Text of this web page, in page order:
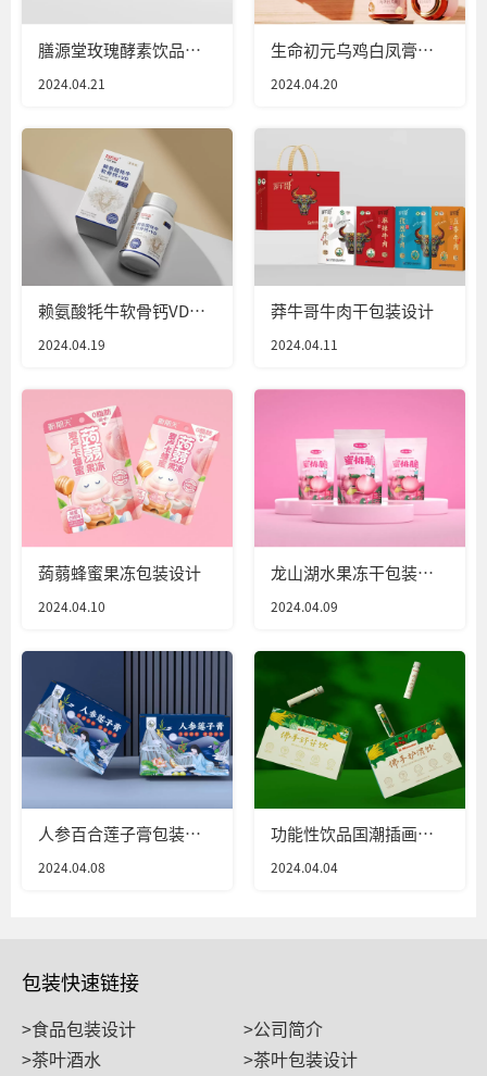
膳源堂玫瑰酵素饮品包
2024.04.21
生命初元乌鸡白凤膏包
2024.04.20
赖氨酸牦牛软骨钙VD包
2024.04.19
莽牛哥牛肉干包装设计
2024.04.11
蒟蒻蜂蜜果冻包装设计
2024.04.10
龙山湖水果冻干包装设
2024.04.09
人参百合莲子膏包装设
2024.04.08
功能性饮品国潮插画风
2024.04.04
包装快速链接
>食品包装设计
>公司简介
>茶叶酒水
>茶叶包装设计